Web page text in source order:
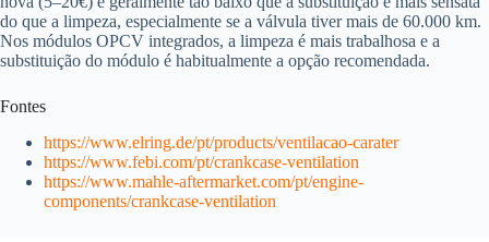
do que a limpeza, especialmente se a válvula tiver mais de 60.000 km.
Nos módulos OPCV integrados, a limpeza é mais trabalhosa e a
substituição do módulo é habitualmente a opção recomendada.
Fontes
https://www.elring.de/pt/products/ventilacao-carater
https://www.febi.com/pt/crankcase-ventilation
https://www.mahle-aftermarket.com/pt/engine-
components/crankcase-ventilation